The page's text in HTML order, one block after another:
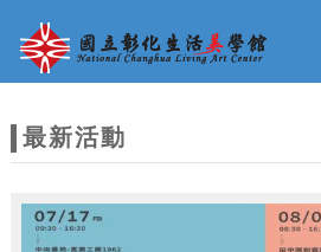
網
站
題
最新活動